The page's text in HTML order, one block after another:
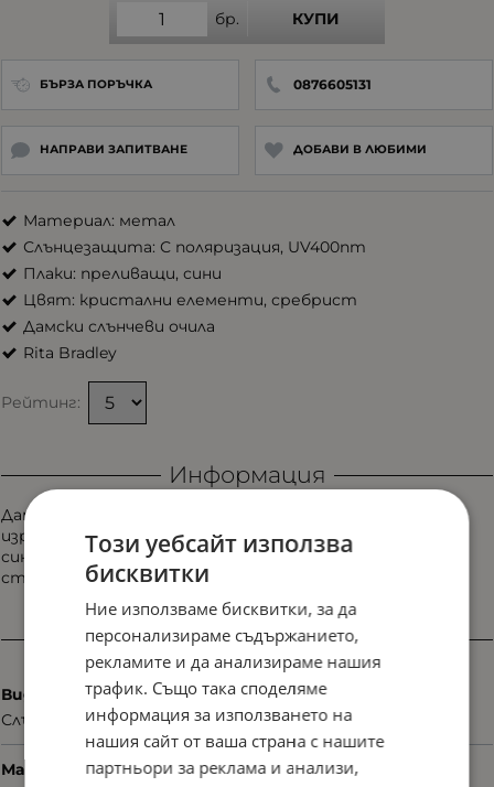
бр. КУПИ
БЪРЗА ПОРЪЧКА 0876605131
НАПРАВИ ЗАПИТВАНЕ ДОБАВИ В ЛЮБИМИ
Материал: метал
Слънцезащита: С поляризация, UV400nm
Плаки: преливащи, сини
Цвят: кристални елементи, сребрист
Дамски слънчеви очила
Rita Bradley
Рейтинг:
Информация
Дамски слънчеви очила Rita Bradley RB8106 col. 6 с
изразителна форма, сребристи акценти и преливащи
сини плаки. Моделът комбинира съвременен дизайн и
стилно излъчване с внимание към детайла.
Характеристики
Вид
Слънчеви
Материал
Този уебсайт използва
бисквитки
Ние използваме бисквитки, за да
персонализираме съдържанието,
рекламите и да анализираме нашия
трафик. Също така споделяме
информация за използването на
нашия сайт от ваша страна с нашите
партньори за реклама и анализи,